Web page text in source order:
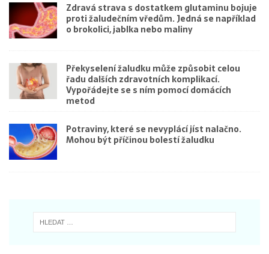
Zdravá strava s dostatkem glutaminu bojuje
proti žaludečním vředům. Jedná se například
o brokolici, jablka nebo maliny
Překyselení žaludku může způsobit celou
řadu dalších zdravotních komplikací.
Vypořádejte se s ním pomocí domácích
metod
Potraviny, které se nevyplácí jíst nalačno.
Mohou být příčinou bolestí žaludku